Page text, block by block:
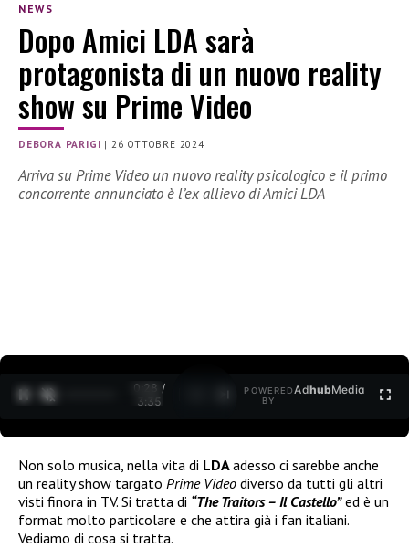
NEWS
Dopo Amici LDA sarà
protagonista di un nuovo reality
show su Prime Video
DEBORA PARIGI | 26 OTTOBRE 2024
Arriva su Prime Video un nuovo reality psicologico e il primo
concorrente annunciato è l’ex allievo di Amici LDA
0:30 /
3:35
POWERED
BY
AdhubMedia
Non solo musica, nella vita di LDAadesso ci sarebbe anche
un reality show targato Prime Video diverso da tutti gli altri
visti finora in TV. Si tratta di “The Traitors – Il Castello”ed è un
format molto particolare e che attira già i fan italiani.
Vediamo di cosa si tratta.